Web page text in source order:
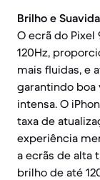
Brilho e
O ecrã do
120Hz,
mais fluidas, e
garantindo
intensa. O
taxa de
experiência
a ecrãs de alta
brilho de até